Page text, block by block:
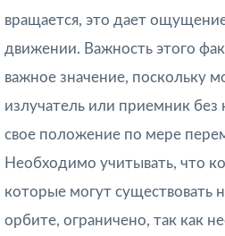
вращается, это дает
движении. Важность этого
важное значение, поскольку
излучатель или приемник
свое положение по мере
Необходимо учитывать, что
которые могут существовать
орбите, ограничено, так как